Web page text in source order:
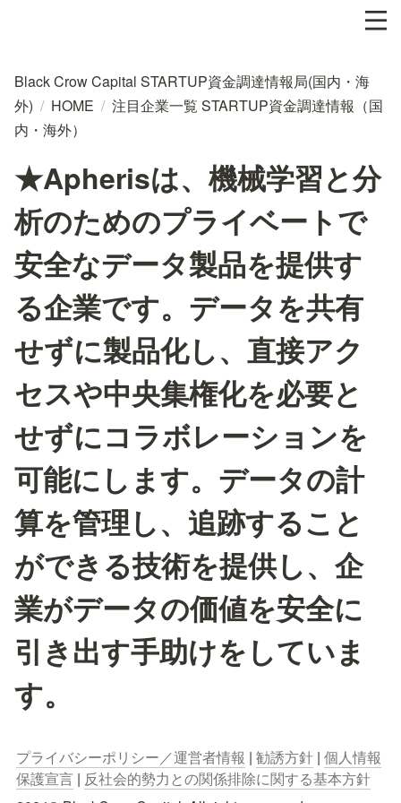
Black Crow Capital STARTUP資金調達情報局(国内・海
外) / HOME / 注目企業一覧 STARTUP資金調達情報（国
内・海外）
★Apherisは、機械学習と分
析のためのプライベートで
安全なデータ製品を提供す
る企業です。データを共有
せずに製品化し、直接アク
セスや中央集権化を必要と
せずにコラボレーションを
可能にします。データの計
算を管理し、追跡すること
ができる技術を提供し、企
業がデータの価値を安全に
引き出す手助けをしていま
す。
プライバシーポリシー／運営者情報 | 勧誘方針 | 個人情報
保護宣言 | 反社会的勢力との関係排除に関する基本方針